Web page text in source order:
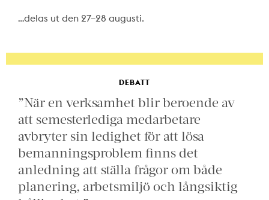
…delas ut den 27–28 augusti.
DEBATT
”När en verksamhet blir beroende av
att semesterlediga medarbetare
avbryter sin ledighet för att lösa
bemanningsproblem finns det
anledning att ställa frågor om både
planering, arbetsmiljö och långsiktig